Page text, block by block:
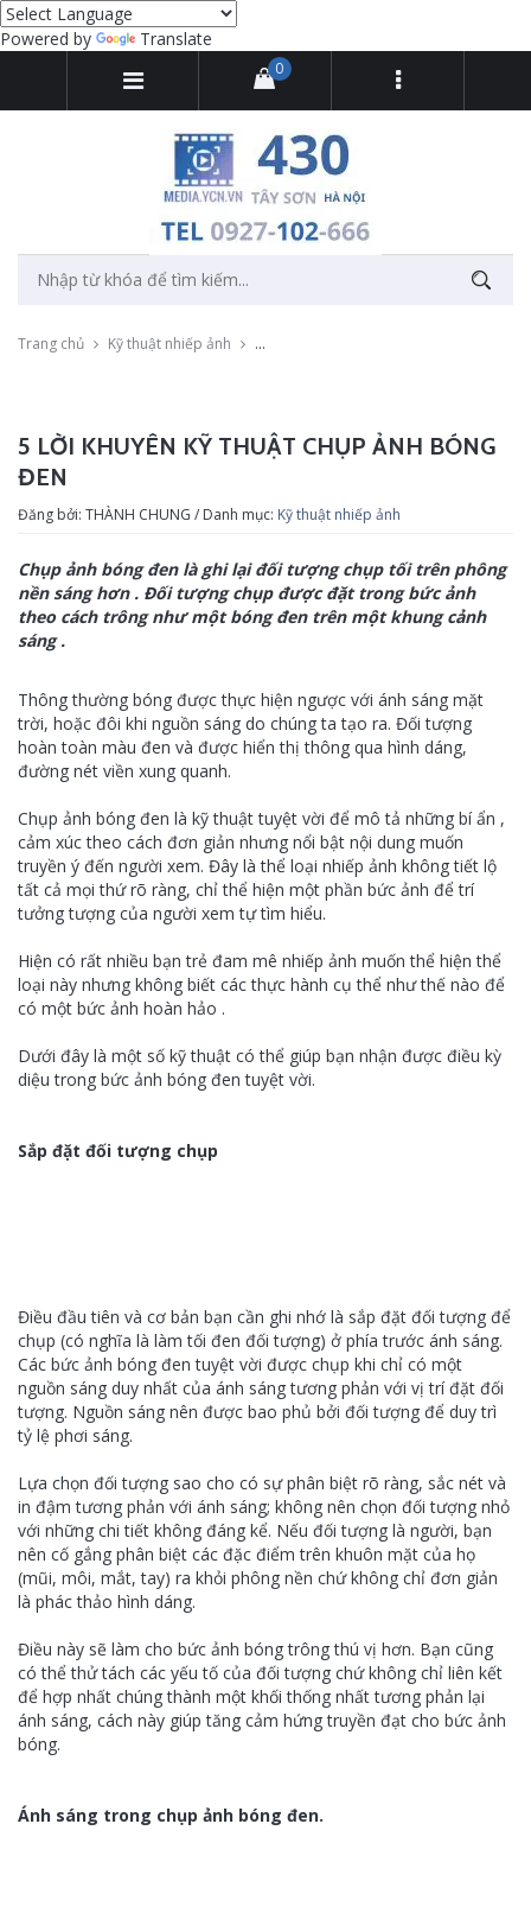
Powered by Translate
0
Trang chủ Kỹ thuật nhiếp ảnh 5 lời khuyên kỹ thuật chụp ảnh bóng đen
5 LỜI KHUYÊN KỸ THUẬT CHỤP ẢNH BÓNG
ĐEN
Đăng bởi: THÀNH CHUNG / Danh mục: Kỹ thuật nhiếp ảnh
Chụp ảnh bóng đen là ghi lại đối tượng chụp tối trên phông
nền sáng hơn . Đối tượng chụp được đặt trong bức ảnh
theo cách trông như một bóng đen trên một khung cảnh
sáng .
Thông thường bóng được thực hiện ngược với ánh sáng mặt
trời, hoặc đôi khi nguồn sáng do chúng ta tạo ra. Đối tượng
hoàn toàn màu đen và được hiển thị thông qua hình dáng,
đường nét viền xung quanh.
Chụp ảnh bóng đen là kỹ thuật tuyệt vời để mô tả những bí ẩn ,
cảm xúc theo cách đơn giản nhưng nổi bật nội dung muốn
truyền ý đến người xem. Đây là thể loại nhiếp ảnh không tiết lộ
tất cả mọi thứ rõ ràng, chỉ thể hiện một phần bức ảnh để trí
tưởng tượng của người xem tự tìm hiểu.
Hiện có rất nhiều bạn trẻ đam mê nhiếp ảnh muốn thể hiện thể
loại này nhưng không biết các thực hành cụ thể như thế nào để
có một bức ảnh hoàn hảo .
Dưới đây là một số kỹ thuật có thể giúp bạn nhận được điều kỳ
diệu trong bức ảnh bóng đen tuyệt vời.
Sắp đặt đối tượng chụp
Điều đầu tiên và cơ bản bạn cần ghi nhớ là sắp đặt đối tượng để
chụp (có nghĩa là làm tối đen đối tượng) ở phía trước ánh sáng.
Các bức ảnh bóng đen tuyệt vời được chụp khi chỉ có một
nguồn sáng duy nhất của ánh sáng tương phản với vị trí đặt đối
tượng. Nguồn sáng nên được bao phủ bởi đối tượng để duy trì
tỷ lệ phơi sáng.
Lựa chọn đối tượng sao cho có sự phân biệt rõ ràng, sắc nét và
in đậm tương phản với ánh sáng; không nên chọn đối tượng nhỏ
với những chi tiết không đáng kể. Nếu đối tượng là người, bạn
nên cố gắng phân biệt các đặc điểm trên khuôn mặt của họ
(mũi, môi, mắt, tay) ra khỏi phông nền chứ không chỉ đơn giản
là phác thảo hình dáng.
Điều này sẽ làm cho bức ảnh bóng trông thú vị hơn. Bạn cũng
có thể thử tách các yếu tố của đối tượng chứ không chỉ liên kết
để hợp nhất chúng thành một khối thống nhất tương phản lại
ánh sáng, cách này giúp tăng cảm hứng truyền đạt cho bức ảnh
bóng.
Ánh sáng trong chụp ảnh bóng đen.